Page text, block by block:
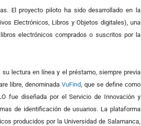
El proyecto piloto ha sido desarrollado en la
Electrónicos, Libros y Objetos digitales), una
electrónicos comprados o suscritos por la
lectura en línea y el préstamo, siempre previa
libre, denominadaVuFind , que se define como
fue diseñada por el Servicio de Innovación y
de identificación de usuarios. La plataforma
producidos por la Universidad de Salamanca,